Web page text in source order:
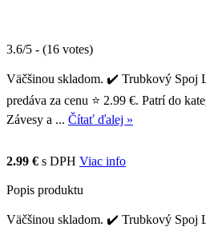
3.6/5 - (16 votes)
Väčšinou skladom. ✔️ Trubkový Spoj
predáva za cenu ⭐ 2.99 €. Patrí do
Závesy a ... Čítať ďalej »
2.99 € s DPH Viac info
Popis produktu
Väčšinou skladom. ✔️ Trubkový Spoj